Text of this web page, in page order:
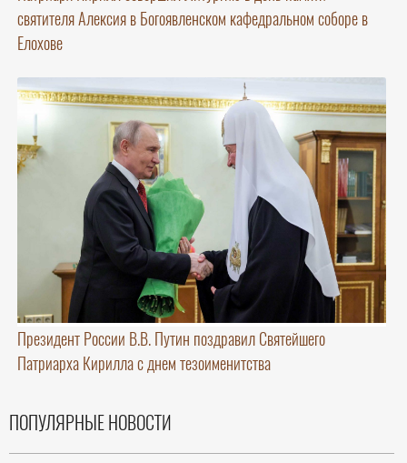
святителя Алексия в Богоявленском кафедральном соборе в
Елохове
Президент России В.В. Путин поздравил Святейшего
Патриарха Кирилла с днем тезоименитства
ПОПУЛЯРНЫЕ НОВОСТИ